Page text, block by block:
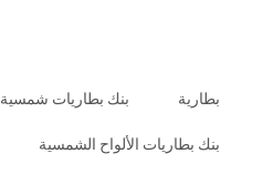
بطارية بنك بطاريات شمسية
بنك بطاريات الألواح الشمسية